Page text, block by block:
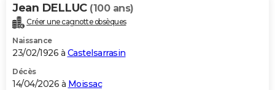
Jean DELLUC (100 ans)
Créer une cagnotte obsèques
Naissance
23/02/1926 à Castelsarrasin
Décès
14/04/2026 à Moissac